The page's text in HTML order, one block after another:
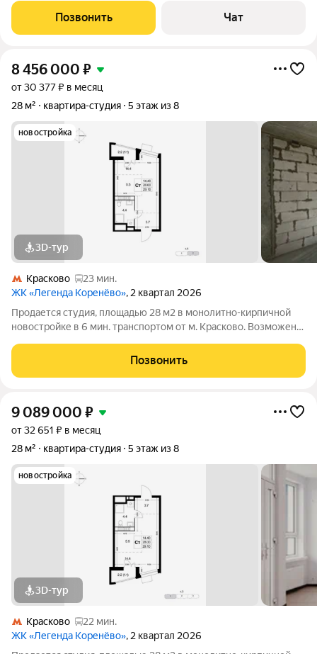
Позвонить Чат
8 456 000 ₽
от 30 377 ₽ в месяц
28 м²
квартира-студия 5 этаж из 8
новостройка
3D-тур
Красково
23 мин.
ЖК «Легенда Коренёво», 2 квартал 2026
Продается студия, площадью 28 м2 в монолитно-кирпичной
новостройке в 6 мин. транспортом от м. Красково. Возможен
возможна покупка с использованием материнского капитала.
Жилая площадь 14.4 м2, кухня
Позвонить
9 089 000 ₽
от 32 651 ₽ в месяц
28 м²
квартира-студия 5 этаж из 8
новостройка
3D-тур
Красково
22 мин.
ЖК «Легенда Коренёво», 2 квартал 2026